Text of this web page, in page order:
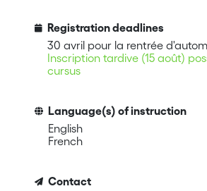
Registration deadlines
30 avril pour la rentrée
Inscription tardive (15 août)
cursus
Language(s) of instruction
English
French
Contact